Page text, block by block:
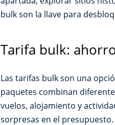
bulk son la llave para
Tarifa bulk:
Las tarifas bulk son una
paquetes combinan
vuelos, alojamiento y
sorpresas en el presupuesto.